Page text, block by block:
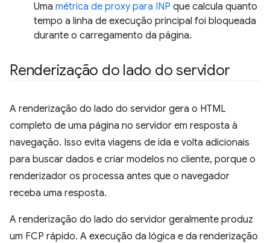
Uma métrica de proxy para INP que calcula quanto
tempo a linha de execução principal foi bloqueada
durante o carregamento da página.
Renderização do lado do servidor
A renderização do lado do servidor gera o HTML
completo de uma página no servidor em resposta à
navegação. Isso evita viagens de ida e volta adicionais
para buscar dados e criar modelos no cliente, porque o
renderizador os processa antes que o navegador
receba uma resposta.
A renderização do lado do servidor geralmente produz
um FCP rápido. A execução da lógica e da renderização